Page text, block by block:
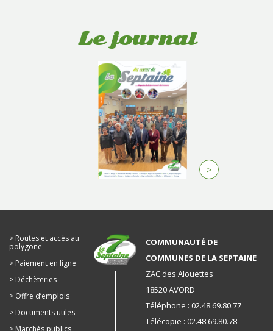
Le journal
>
Routes et accès au
polygone
Paiement en ligne
Déchèteries
Offre d’emplois
Documents utiles
Marchés publics
COMMUNAUTÉ DE
COMMUNES DE LA SEPTAINE
ZAC des Alouettes
18520 AVORD
Téléphone : 02.48.69.80.77
Télécopie : 02.48.69.80.78